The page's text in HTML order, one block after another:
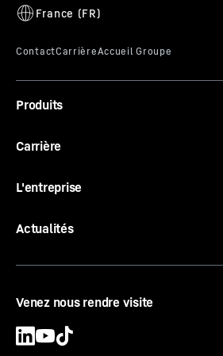
Produits
Carrière
L'entreprise
Actualités
Venez nous rendre visite